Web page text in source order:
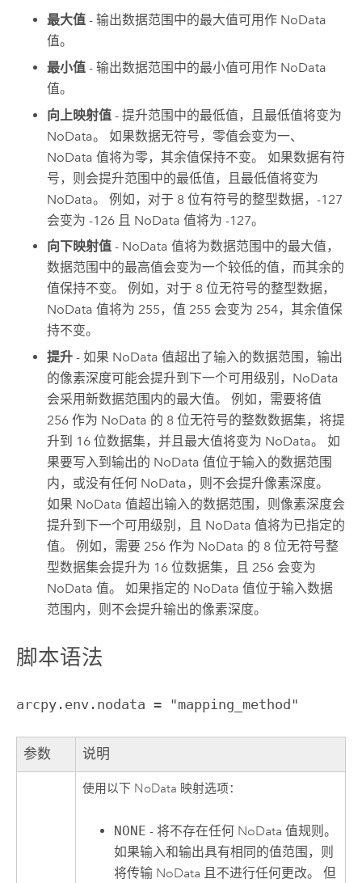
最大值 - 输出数据范围中的最大值可用作 NoData
值。
最小值 - 输出数据范围中的最小值可用作 NoData
值。
向上映射值 - 提升范围中的最低值，且最低值将变为
NoData。 如果数据无符号，零值会变为一、
NoData 值将为零，其余值保持不变。 如果数据有符
号，则会提升范围中的最低值，且最低值将变为
NoData。 例如，对于 8 位有符号的整型数据，-127
会变为 -126 且 NoData 值将为 -127。
向下映射值 - NoData 值将为数据范围中的最大值，
数据范围中的最高值会变为一个较低的值，而其余的
值保持不变。 例如，对于 8 位无符号的整型数据，
NoData 值将为 255，值 255 会变为 254，其余值保
持不变。
提升 - 如果 NoData 值超出了输入的数据范围，输出
的像素深度可能会提升到下一个可用级别，NoData
会采用新数据范围内的最大值。 例如，需要将值
256 作为 NoData 的 8 位无符号的整数数据集，将提
升到 16 位数据集，并且最大值将变为 NoData。 如
果要写入到输出的 NoData 值位于输入的数据范围
内，或没有任何 NoData，则不会提升像素深度。
如果 NoData 值超出输入的数据范围，则像素深度会
提升到下一个可用级别，且 NoData 值将为已指定的
值。 例如，需要 256 作为 NoData 的 8 位无符号整
型数据集会提升为 16 位数据集，且 256 会变为
NoData 值。 如果指定的 NoData 值位于输入数据
范围内，则不会提升输出的像素深度。
脚本语法
arcpy.env.nodata = "mapping_method"
参数 说明
使用以下 NoData 映射选项：
NONE - 将不存在任何 NoData 值规则。
如果输入和输出具有相同的值范围，则
将传输 NoData 且不进行任何更改。 但